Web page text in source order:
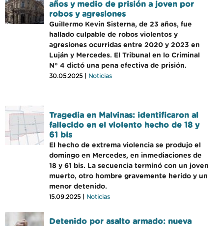
años y medio de prisión a joven por
robos y agresiones
Guillermo Kevin Sisterna, de 23 años, fue
hallado culpable de robos violentos y
agresiones ocurridas entre 2020 y 2023 en
Luján y Mercedes. El Tribunal en lo Criminal
N° 4 dictó una pena efectiva de prisión.
30.05.2025 | Noticias
Tragedia en Malvinas: identificaron al
fallecido en el violento hecho de 18 y
61 bis
El hecho de extrema violencia se produjo el
domingo en Mercedes, en inmediaciones de
18 y 61 bis. La secuencia terminó con un joven
muerto, otro hombre gravemente herido y un
menor detenido.
15.09.2025 | Noticias
Detenido por asalto armado: nueva